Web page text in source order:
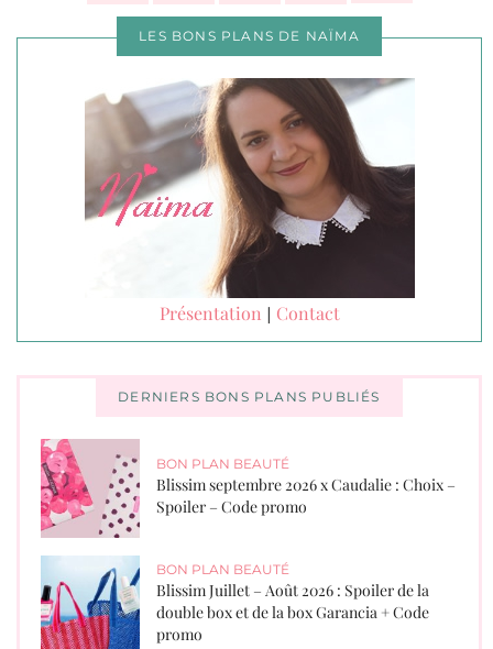
LES BONS PLANS DE NAÏMA
Présentation | Contact
DERNIERS BONS PLANS PUBLIÉS
BON PLAN BEAUTÉ
Blissim septembre 2026 x Caudalie : Choix –
Spoiler – Code promo
BON PLAN BEAUTÉ
Blissim Juillet – Août 2026 : Spoiler de la
double box et de la box Garancia + Code
promo